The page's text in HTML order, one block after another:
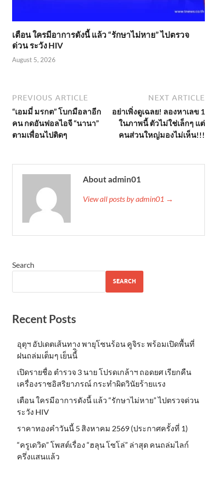
เตือน ใครมีอาการดังนี้ แล้ว “รักษาไม่หาย” ไปตรวจ
ด่วน ระวัง HIV
August 5, 2026
PREVIOUS ARTICLE
“เอมมี่ มรกต” โบกมือลาอีก
คน กดอันฟอลไอจี “นานา”
ตามเพื่อนไปติดๆ
NEXT ARTICLE
อย่าเพิ่งดูเฉลย! ลองหาเลข 1
ในภาพนี้ ตัวไม่ใช่เล็กๆ แต่
คนส่วนใหญ่มองไม่เห็น!!!
About admin01
View all posts by admin01 →
Search
SEARCH
Recent Posts
อุตุฯ อัปเดตเส้นทาง พายุโซนร้อน คูจิระ พร้อมเปิดพื้นที่
ฝนถล่มเต็มๆ เย็นนี้ิ
เปิดรายชื่อ ตำรวจ 3 นาย โปรดเกล้าฯ ถอดยศ เรียกคืน
เครื่องราชอิสริยาภรณ์ กระทำผิดวินัยร้ายแรง
เตือน ใครมีอาการดังนี้ แล้ว “รักษาไม่หาย” ไปตรวจด่วน
ระวัง HIV
ราคาทองคำวันนี้ 5 สิงหาคม 2569 (ประกาศครั้งที่ 1)
“ครูเดวิด” โพสต์เรื่อง “ฮลุน โซโล่” ล่าสุด คนถล่มไลก์
ครึ่งแสนแล้ว